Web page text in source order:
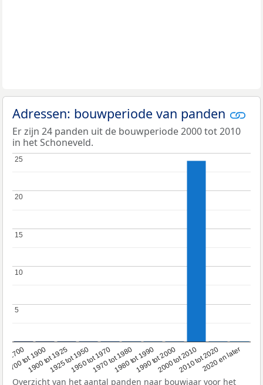
Adressen: bouwperiode van panden
Er zijn 24 panden uit de bouwperiode 2000 tot 2010
in het Schoneveld.
1700
1700 tot 1900
1900 tot 19251925 tot 19501950 tot 19701970 tot 19801980 tot 19901990 tot 20002000 tot 20102010 tot 20202020 en later
5
5
10
10
15
15
20
20
25
25
Overzicht van het aantal panden naar bouwjaar voor het